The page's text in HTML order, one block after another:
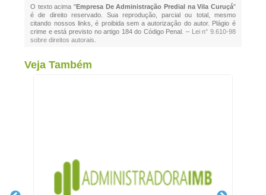
O texto acima "Empresa De Administração Predial na Vila Curuçá"
é de direito reservado. Sua reprodução, parcial ou total, mesmo
citando nossos links, é proibida sem a autorização do autor. Plágio é
crime e está previsto no artigo 184 do Código Penal. – Lei n° 9.610-98
sobre direitos autorais
Veja Também